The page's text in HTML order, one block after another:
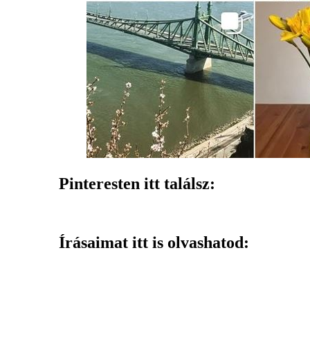
Pinteresten itt találsz:
Írásaimat itt is olvashatod: